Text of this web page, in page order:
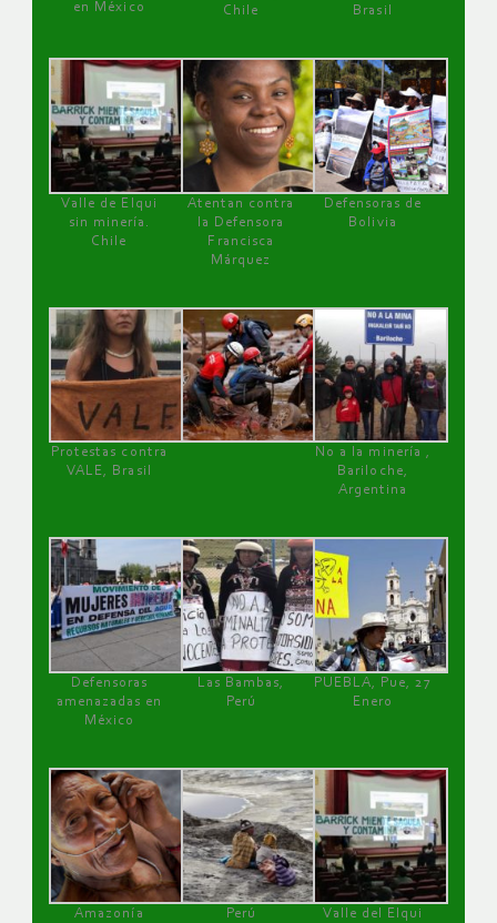
en México
Chile
Brasil
Valle de Elqui
sin minería.
Chile
Atentan contra
la Defensora
Francisca
Márquez
Defensoras de
Bolivia
Protestas contra
VALE, Brasil
No a la minería ,
Bariloche,
Argentina
Defensoras
amenazadas en
México
Las Bambas,
Perú
PUEBLA, Pue, 27
Enero
Amazonía
Perú
Valle del Elqui